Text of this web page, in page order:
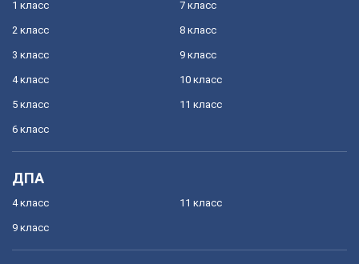
1 класс
2 класс
3 класс
4 класс
5 класс
6 класс
7 класс
8 класс
9 класс
10 класс
11 класс
ДПА
4 класс
9 класс
11 класс